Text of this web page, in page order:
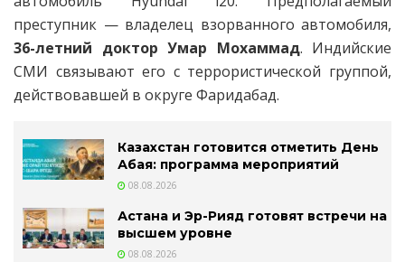
преступник — владелец взорванного автомобиля,
36-летний доктор Умар Мохаммад. Индийские
СМИ связывают его с террористической группой,
действовавшей в округе Фаридабад.
Казахстан готовится отметить День
Абая: программа мероприятий
08.08.2026
Астана и Эр-Рияд готовят встречи на
высшем уровне
08.08.2026